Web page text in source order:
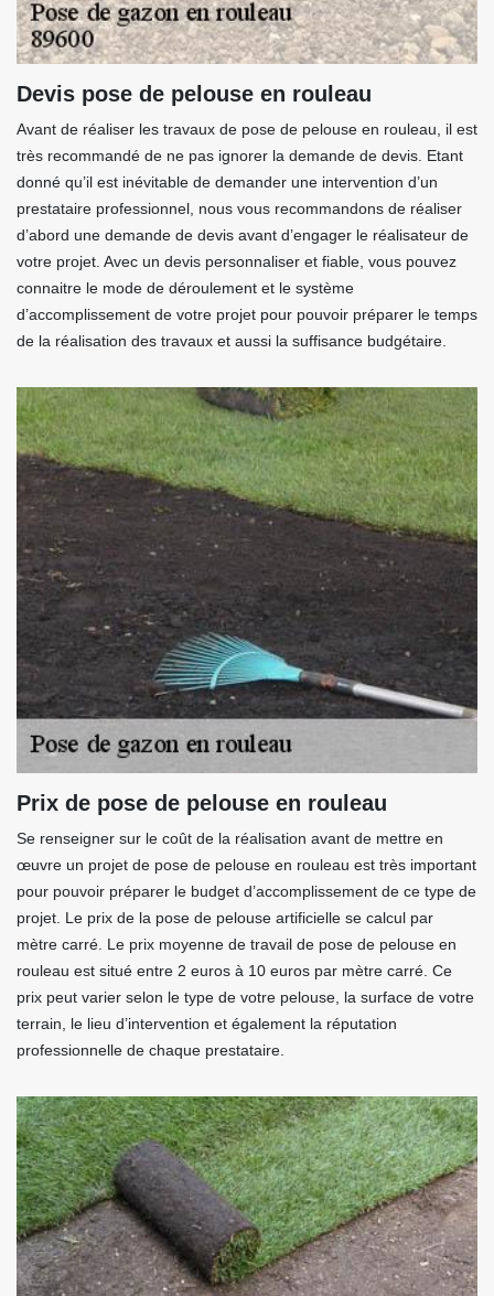
Devis pose de pelouse en rouleau
Avant de réaliser les travaux de pose de pelouse en rouleau, il est
très recommandé de ne pas ignorer la demande de devis. Etant
donné qu’il est inévitable de demander une intervention d’un
prestataire professionnel, nous vous recommandons de réaliser
d’abord une demande de devis avant d’engager le réalisateur de
votre projet. Avec un devis personnaliser et fiable, vous pouvez
connaitre le mode de déroulement et le système
d’accomplissement de votre projet pour pouvoir préparer le temps
de la réalisation des travaux et aussi la suffisance budgétaire.
Prix de pose de pelouse en rouleau
Se renseigner sur le coût de la réalisation avant de mettre en
œuvre un projet de pose de pelouse en rouleau est très important
pour pouvoir préparer le budget d’accomplissement de ce type de
projet. Le prix de la pose de pelouse artificielle se calcul par
mètre carré. Le prix moyenne de travail de pose de pelouse en
rouleau est situé entre 2 euros à 10 euros par mètre carré. Ce
prix peut varier selon le type de votre pelouse, la surface de votre
terrain, le lieu d’intervention et également la réputation
professionnelle de chaque prestataire.